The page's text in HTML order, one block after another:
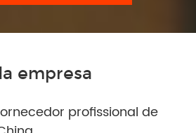
empresa
profissional de